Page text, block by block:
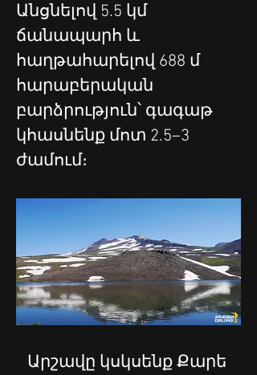
Անցնելով 5.5 կմ
ճանապարհ և
հաղթահարելով 688 մ
հարաբերական
բարձրություն՝ գագաթ
կհասնենք մոտ 2.5–3
ժամում։
Արշավը կսկսենք Քարե